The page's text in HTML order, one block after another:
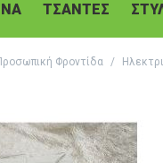
ΤΣΆΝΤΕΣ
Φροντίδα /